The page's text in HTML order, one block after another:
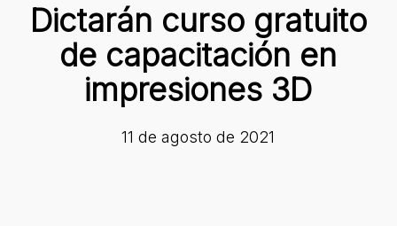
Dictarán curso gratuito
de capacitación en
impresiones 3D
11 de agosto de 2021